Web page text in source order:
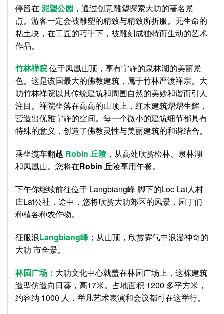
停留在 泥塑公园 ，通过创意雕塑探索大叻的著名景
点。游客一定会被雕塑的精致与精致所折服。无生命的
粘土块，在工匠的巧手下，被雕刻成独特而生动的艺术
作品。
竹林禅院位于凤凰山顶，享有宁静的泉林湖的美丽景
色。这是该国最大的佛教建筑，属于竹林严渡禅宗。大
叻竹林禅院以其传统建筑和周围自然的美妙和谐而引人
注目。禅院坐落在高高的山顶上，红木建筑熠熠生辉，
营造出优雅宁静的空间。每一个微小的建筑细节都具有
特殊的意义，创造了佛教灵性与美丽建筑的和谐结合。
乘坐缆车翻越 Robin 丘陵 ，从高处欣赏松林、泉林湖
和凤凰山。您将在Robin 丘陵享用午餐。
下午你继续前往位于 Langbiang峰 脚下的Loc Lat人村
庄Lat公社，途中，您将欣赏大叻郊区的风景，园丁们
种植各种农作物。
征服浪Langbiang峰；从山顶，欣赏雾气中浪漫神奇的
大叻 市全景。
林园广场： 大叻文化中心就盖在林园广场上，这栋建筑
造型仿造向日葵，高17米。占地面积 1200 多平方米，
约容纳 1000 人，举凡艺术表演和会议都可在这举行。